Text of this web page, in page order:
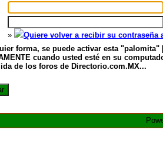
»
Quiere volver a recibir su
forma, se puede activar esta
cuando usted esté en su
de los foros de Directorio.com.MX...